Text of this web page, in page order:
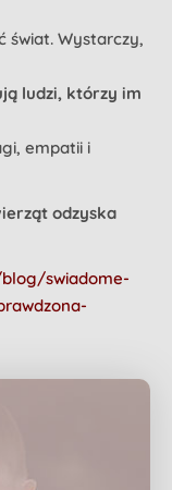
świat. Wystarczy,
ludzi, którzy im
empatii i
odzyska
swiadome-